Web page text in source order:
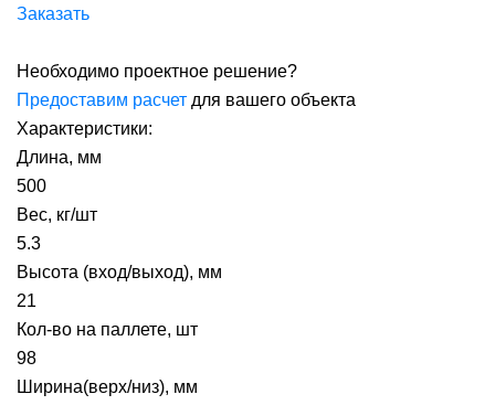
Заказать
Необходимо проектное решение?
Предоставим расчет для вашего объекта
Характеристики:
Длина, мм
500
Вес, кг/шт
5.3
Высота (вход/выход), мм
21
Кол-во на паллете, шт
98
Ширина(верх/низ), мм